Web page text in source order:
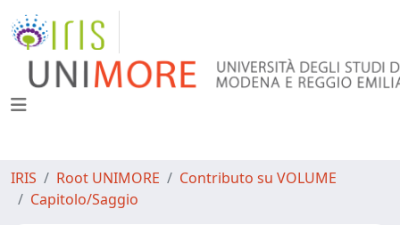
IRIS Root UNIMORE
Contributo su VOLUME
Capitolo/Saggio